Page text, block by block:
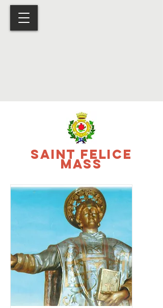
Saint Felice
Mass